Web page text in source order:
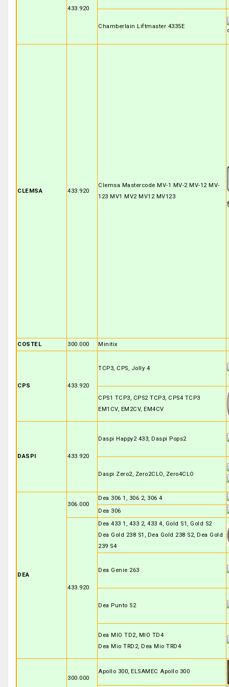
433.920
Chamberlain Liftmaster 4335E
CLEMSA 433.920
Clemsa Mastercode MV-1 MV-2 MV-12 MV-
123 MV1 MV2 MV12 MV123
COSTEL 300.000 Minitix
CPS 433.920
TCP3, CPS, Jolly 4
CPS1 TCP3, CPS2 TCP3, CPS4 TCP3
EM1CV, EM2CV, EM4CV
DASPI 433.920
Daspi Happy2 433, Daspi Pops2
Daspi Zero2, Zero2CLO, Zero4CLO
DEA
306.000
Dea 306 1, 306 2, 306 4
Dea 306
433.920
Dea 433 1, 433 2, 433 4, Gold S1, Gold S2
Dea Gold 238 S1, Dea Gold 238 S2, Dea Gold
239 S4
Dea Genie 263
Dea Punto S2
Dea MIO TD2, MIO TD4
Dea Mio TRD2, Dea Mio TRD4
300.000
Apollo 300, ELSAMEC Apollo 300